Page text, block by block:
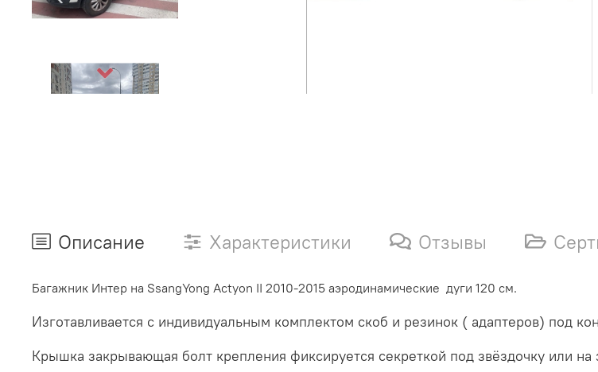
Описание Характеристики Отзывы
Багажник Интер на SsangYong Actyon II 2010-2015 аэродинамические дуги 120 см.
Изготавливается с индивидуальным комплектом скоб и резинок ( адаптеров) под
Крышка закрывающая болт крепления фиксируется секреткой под звёздочку или